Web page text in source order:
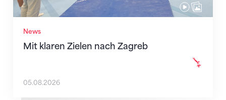
News
Mit klaren Zielen nach Zagreb
05.08.2026